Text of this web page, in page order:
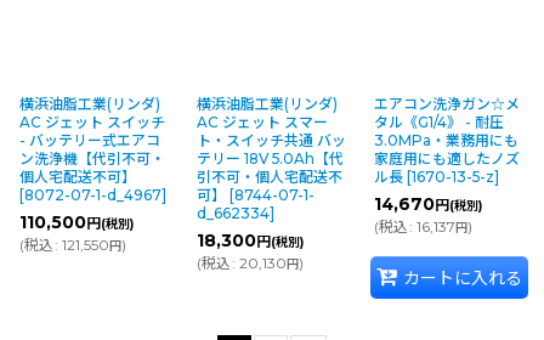
横浜油脂工業(リンダ)
AC ジェット スイッチ
- バッテリー式エアコ
ン洗浄機【代引不可・
個人宅配送不可】
[8072-07-1-d_4967]
110,500円(税別)
(税込: 121,550円)
横浜油脂工業(リンダ)
AC ジェット スマー
ト・スイッチ共通 バッ
テリー 18V 5.0Ah【代
引不可・個人宅配送不
可】
[8744-07-1-
d_662334]
18,300円(税別)
(税込: 20,130円)
エアコン洗浄ガン☆メ
タル《G1/4》 - 耐圧
3.0MPa・業務用にも
家庭用にも適したノズ
ル長 [1670-13-5-z]
14,670円(税別)
(税込: 16,137円)
カートに入れる